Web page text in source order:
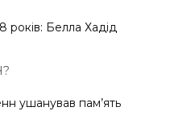
років: Белла Хадід
ушанував пам’ять